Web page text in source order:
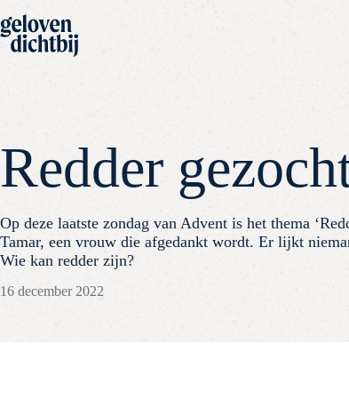
Redder
Op deze laatste zondag van Advent is het thema
Tamar, een vrouw die afgedankt wordt. Er lijkt
Wie kan redder zijn?
16 december 2022